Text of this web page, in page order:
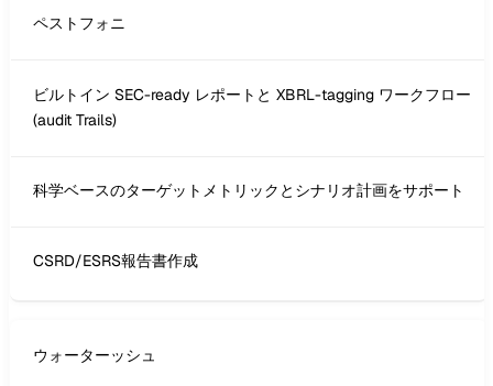
ペストフォニ
ビルトイン SEC-ready レポートと XBRL-tagging ワークフロー
(audit Trails)
科学ベースのターゲットメトリックとシナリオ計画をサポート
CSRD/ESRS報告書作成
ウォーターッシュ